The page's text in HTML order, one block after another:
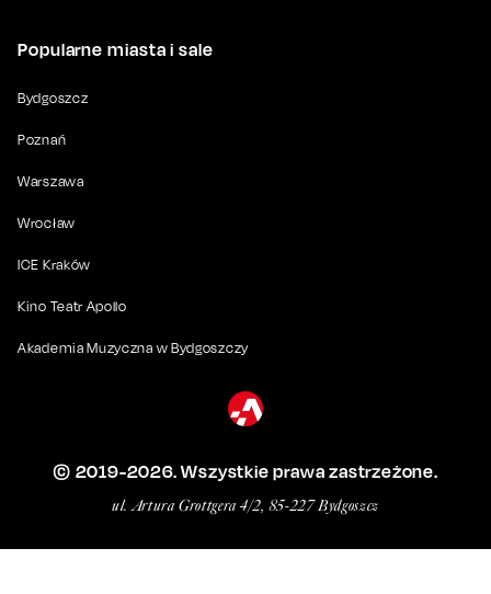
Popularne miasta i sale
Bydgoszcz
Poznań
Warszawa
Wrocław
ICE Kraków
Kino Teatr Apollo
Akademia Muzyczna w Bydgoszczy
© 2019-2026. Wszystkie prawa zastrzeżone.
ul. Artura Grottgera 4/2, 85-227 Bydgoszcz